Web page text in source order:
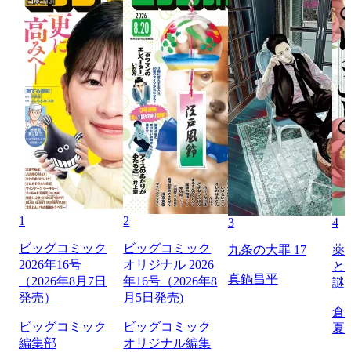
1
ビッグコミック
2026年16号
（2026年8月7日
発売）
ビッグコミック
編集部
2
ビッグコミック
オリジナル 2026
年16号（2026年8
月5日発売)
ビッグコミック
オリジナル編集
3
九条の大罪 17
真鍋昌平
4
薬
と
謎
倉
夏